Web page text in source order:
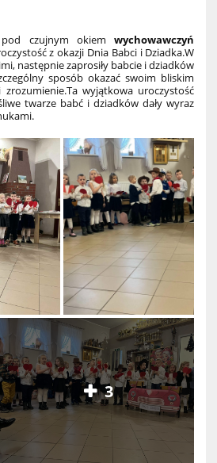
czujnym okiemwychowawczyń
z okazji Dnia Babci i Dziadka.W
następnie zaprosiły babcie i dziadków
sposób okazać swoim bliskim
Ta wyjątkowa uroczystość
twarze babć i dziadków dały wyraz
3